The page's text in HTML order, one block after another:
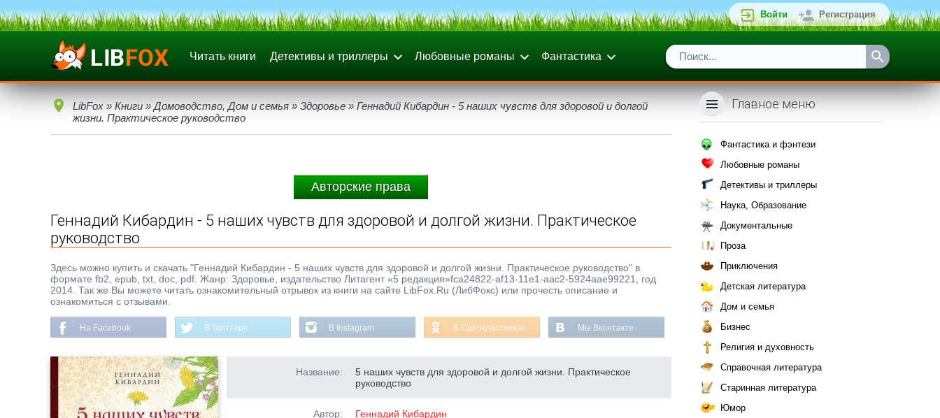
Войти Регистрация
Читать книги Детективы и триллеры Любовные романы Фантастика
LibFox » Книги » Домоводство, Дом и семья » Здоровье » Геннадий Кибардин - 5 наших чувств для здоровой и долгой
жизни. Практическое руководство
Авторские права
Геннадий Кибардин - 5 наших чувств для здоровой и долгой жизни. Практическое
руководство
Здесь можно купить и скачать "Геннадий Кибардин - 5 наших чувств для здоровой и долгой жизни. Практическое руководство" в
формате fb2, epub, txt, doc, pdf. Жанр: Здоровье, издательство Литагент «5 редакция»fca24822-af13-11e1-aac2-5924aae99221, год
2014. Так же Вы можете читать ознакомительный отрывок из книги на сайте LibFox.Ru (ЛибФокс) или прочесть описание и
ознакомиться с отзывами.
На Facebook В Твиттере В Instagram В Одноклассниках Мы Вконтакте
Название:
5 наших чувств для здоровой и долгой жизни. Практическое
руководство
Автор: Геннадий Кибардин
Главное меню
Фантастика и фэнтези
Любовные романы
Детективы и триллеры
Наука, Образование
Документальные
Проза
Приключения
Детская литература
Дом и семья
Бизнес
Религия и духовность
Справочная литература
Старинная литература
Юмор